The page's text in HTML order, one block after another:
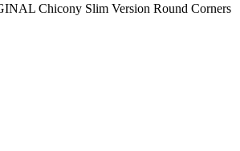
Chicony Slim Version Round Corners